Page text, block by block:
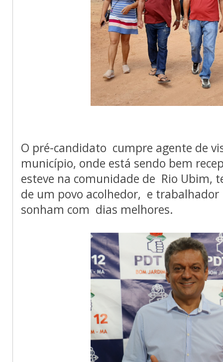
O pré-candidato cumpre agente de
município, onde está sendo bem
esteve na comunidade de Rio Ubim,
de um povo acolhedor, e
sonham com dias melhores.